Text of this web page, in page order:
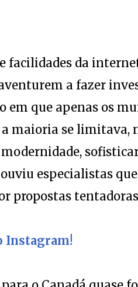
a fazer
em que apenas os
a maioria se limitava,
modernidade,
especialistas que
propostas tentadoras.